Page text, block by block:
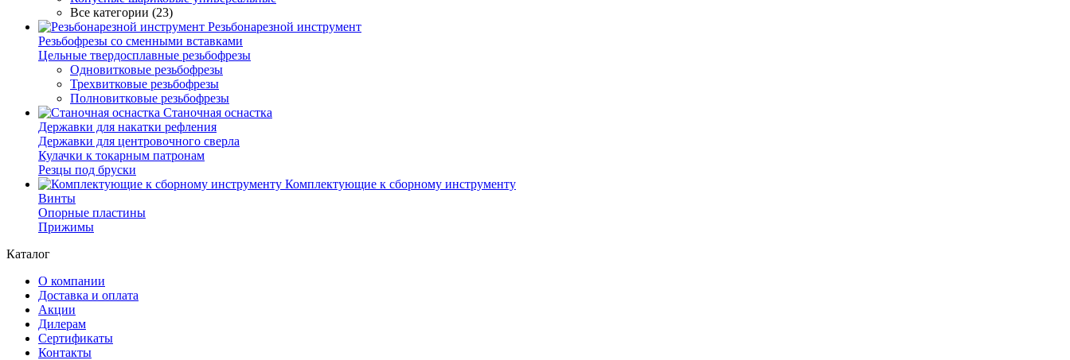
Все категории (23)
Резьбонарезной инструмент
Резьбофрезы со сменными вставками
Цельные твердосплавные резьбофрезы
Одновитковые резьбофрезы
Трехвитковые резьбофрезы
Полновитковые резьбофрезы
Станочная оснастка
Державки для накатки рефления
Державки для центровочного сверла
Кулачки к токарным патронам
Резцы под бруски
Комплектующие к сборному инструменту
Винты
Опорные пластины
Прижимы
Каталог
О компании
Доставка и оплата
Акции
Дилерам
Сертификаты
Контакты